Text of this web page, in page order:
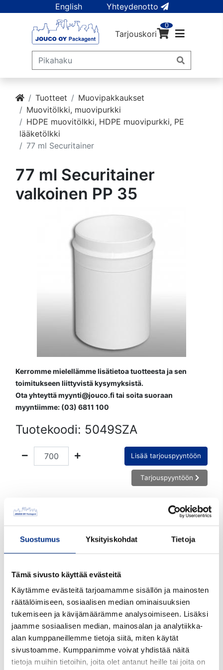
Suostumus Yksityiskohdat Tietoja
Tämä sivusto käyttää evästeitä
Käytämme evästeitä tarjoamamme sisällön ja mainosten
räätälöimiseen, sosiaalisen median ominaisuuksien
tukemiseen ja kävijämäärämme analysoimiseen. Lisäksi
jaamme sosiaalisen median, mainosalan ja analytiikka-
alan kumppaneillemme tietoja siitä, miten käytät
sivustoamme. Kumppanimme voivat yhdistää näitä
tietoja muihin tietoihin, joita olet antanut heille tai joita on
English Yhteydenotto
Tarjouskori
0
Tuotteet
Muovipakkaukset
Muovitölkki, muovipurkki
HDPE muovitölkki, HDPE muovipurkki, PE
lääketölkki
77 ml Securitainer
77 ml Securitainer
valkoinen PP 35
Kerromme mielellämme lisätietoa tuotteesta ja sen
toimitukseen liittyvistä kysymyksistä.
Ota yhteyttä myynti@jouco.fi tai soita suoraan
myyntiimme: (03) 6811 100
Tuotekoodi: 5049SZA
Lisää tarjouspyyntöön
Tarjouspyyntöön
Tuotekoodi:
5049SZA
Väri:
valkoinen
Suu mm:
35
Korkeus mm:
84
Halkaisija mm:
35
Etikettitila mm:
78